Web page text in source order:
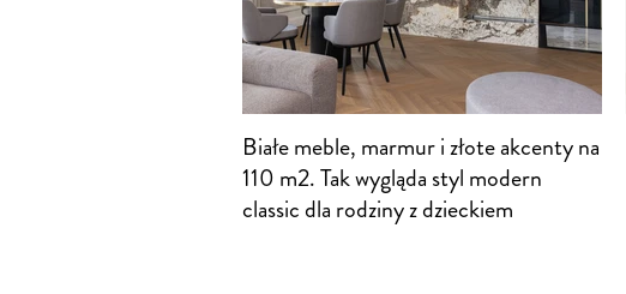
Białe meble, marmur i złote akcenty na
110 m2. Tak wygląda styl modern
classic dla rodziny z dzieckiem